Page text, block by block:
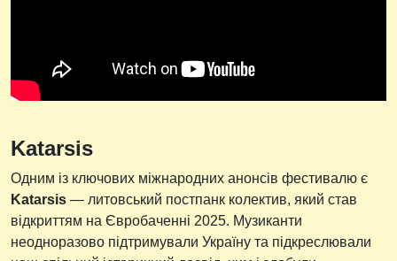
Katarsis
Одним із ключових міжнародних анонсів фестивалю є
Katarsis — литовський постпанк колектив, який став
відкриттям на Євробаченні 2025. Музиканти
неодноразово підтримували Україну та підкреслювали